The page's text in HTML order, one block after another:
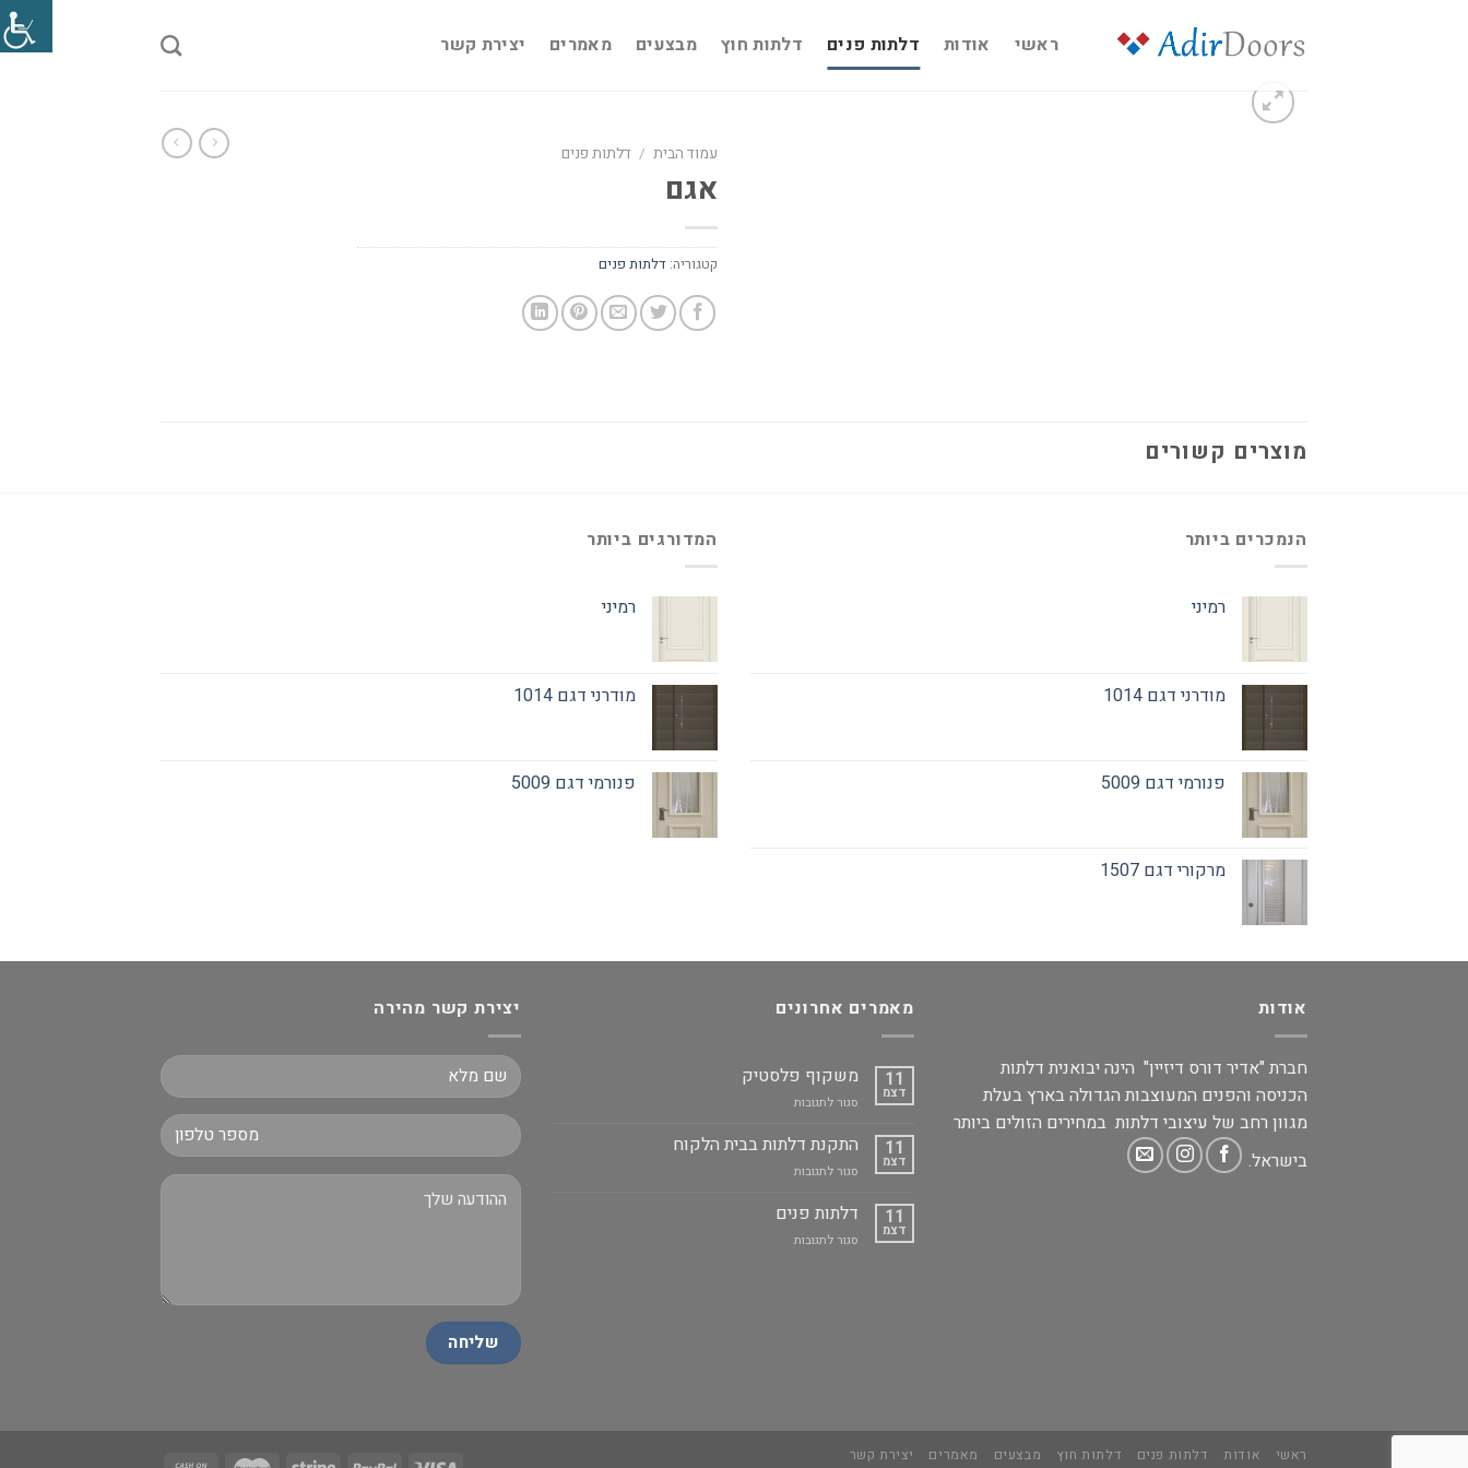
ראשי אודות דלתות פנים דלתות חוץ מבצעים מאמרים יצירת קשר
עמוד הבית / דלתות פנים
אגם
קטגוריה: דלתות פנים
מוצרים קשורים
הנמכרים ביותר
רמיני
מודרני דגם 1014
פנורמי דגם 5009
מרקורי דגם 1507
המדורגים ביותר
רמיני
מודרני דגם 1014
פנורמי דגם 5009
אודות
חברת "אדיר דורס דיזיין" הינה יבואנית דלתות
הכניסה והפנים המעוצבות הגדולה בארץ בעלת
מגוון רחב של עיצובי דלתות במחירים הזולים ביותר
בישראל.
מאמרים אחרונים
11
דצמ
משקוף פלסטיק
סגור לתגובותעל
פלסטיק
11
דצמ
התקנת דלתות בבית הלקוח
סגור לתגובותעל
דלתות
הלקוח
11
דצמ
דלתות פנים
סגור לתגובותעל
יצירת קשר מהירה
ראשי אודות דלתות פנים דלתות חוץ מבצעים מאמרים יצירת קשר